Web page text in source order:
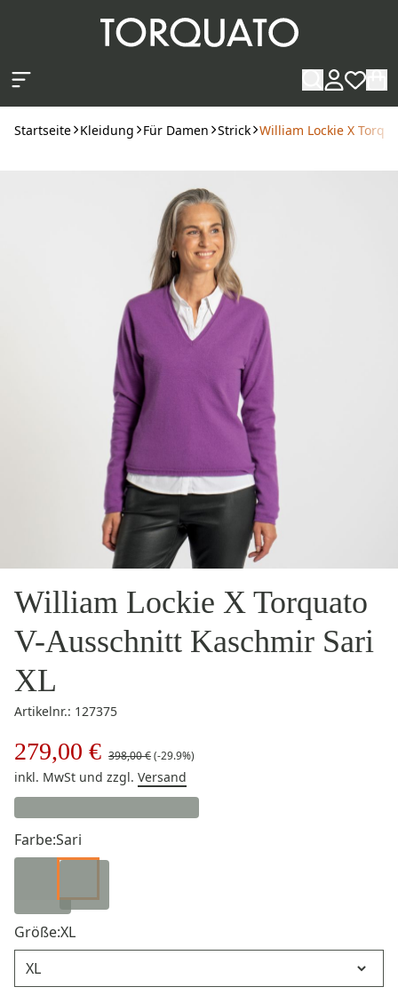
Startseite Kleidung Für Damen Strick William Lockie X
William Lockie X Torquato
V-Ausschnitt Kaschmir Sari
XL
Artikelnr.: 127375
279,00 € 398,00 €(-29.9%)
inkl. MwSt und zzgl. Versand
Farbe:Sari
Größe:XL